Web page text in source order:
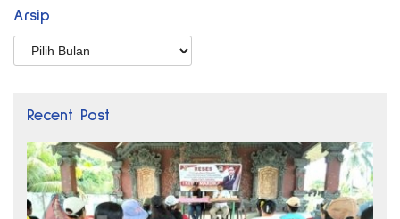
Arsip
Arsip
Recent Post